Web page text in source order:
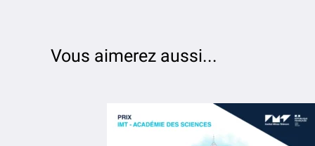
Vous aimerez aussi...